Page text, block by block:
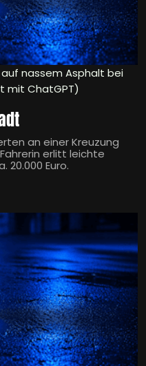
nassem Asphalt bei
mit ChatGPT)
an einer Kreuzung
erlitt leichte
20.000 Euro.